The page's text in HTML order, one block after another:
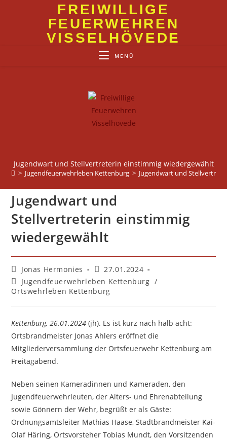
FREIWILLIGE
FEUERWEHREN
VISSELHÖVEDE
MENÜ
Jugendwart und Stellvertreterin einstimmig wiedergewählt
> Jugendfeuerwehrleben Kettenburg > Jugendwart und
Jugendwart und
Stellvertreterin einstimmig
wiedergewählt
Beitrags-
Autor:
Jonas Hermonies
Beitrag
veröffentlicht:
27.01.2024
Beitrags-
Kategorie:
Jugendfeuerwehrleben Kettenburg /
Ortswehrleben Kettenburg
Kettenburg, 26.01.2024 (jh). Es ist kurz nach halb acht:
Ortsbrandmeister Jonas Ahlers eröffnet die
Mitgliederversammlung der Ortsfeuerwehr Kettenburg am
Freitagabend.
Neben seinen Kameradinnen und Kameraden, den
Jugendfeuerwehrleuten, der Alters- und Ehrenabteilung
sowie Gönnern der Wehr, begrüßt er als Gäste:
Ordnungsamtsleiter Mathias Haase, Stadtbrandmeister Kai-
Olaf Häring, Ortsvorsteher Tobias Mundt, den Vorsitzenden